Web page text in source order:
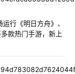
行《明日方舟》、
款热门手游，新上